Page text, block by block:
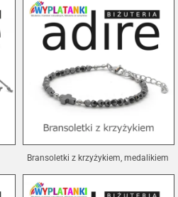
Bransoletki z krzyżykiem, medalikiem